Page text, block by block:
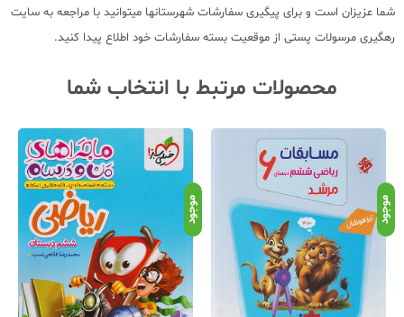
شما عزیزان است و برای پیگیری سفارشات شهرستانها میتوانید با مراجعه به سایت
رهگیری مرسولات پستی از موقعیت بسته سفارشات خود اطلاع پیدا کنید.
محصولات مرتبط با انتخاب شما
موجود موجود